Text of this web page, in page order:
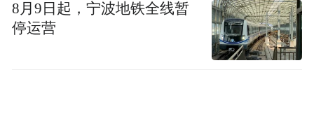
8月9日起，宁波地铁全线暂
停运营